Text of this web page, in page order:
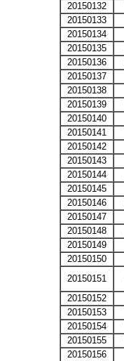
20150132
20150133
20150134
20150135
20150136
20150137
20150138
20150139
20150140
20150141
20150142
20150143
20150144
20150145
20150146
20150147
20150148
20150149
20150150
20150151
20150152
20150153
20150154
20150155
20150156